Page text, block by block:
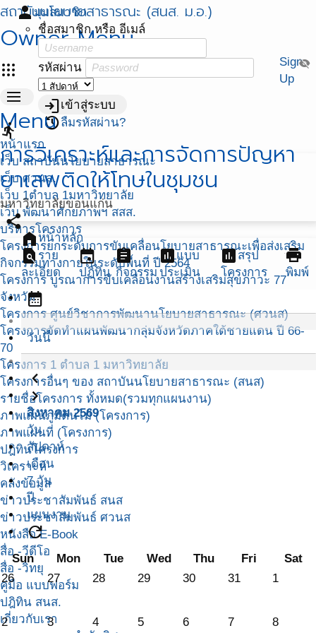
สถาบันนโยบายสาธารณะ (สนส. ม.อ.)
Owner Menu
apps
personมุมสมาชิก
ชื่อสมาชิก หรือ อีเมล์
รหัสผ่าน visibility_off
loginเข้าสู่ระบบ
restoreลืมรหัสผ่าน?
Sign
Up
menu
Menu
หน้าแรก
เว็บ สถาบันนโยบายสาธารณะ
เว็บ ศวนส.
เว็บ 1ตำบล 1มหาวิทยาลัย
เว็บ พัฒนาศักยภาพฯ สสส.
บริหารโครงการ
โครงการยกระดับการขับเคลื่อนโยบายสาธารณะเพื่อส่งเสริม
กิจกรรมทางกายในระดับพื้นที่ ปี 2564
โครงการ บูรณาการขับเคลื่อนงานสร้างเสริมสุขภาวะ 77
จังหวัด
โครงการ ศูนย์วิชาการพัฒนานโยบายสาธารณะ (ศวนส)
โครงการจัดทำแผนพัฒนากลุ่มจังหวัดภาคใต้ชายแดน ปี 66-
70
โครงการ 1 ตำบล 1 มหาวิทยาลัย
โครงการอื่นๆ ของ สถาบันนโยบายสาธารณะ (สนส)
รายชื่อโครงการ ทั้งหมด(รวมทุกแผนงาน)
ภาพแผนภูมิต้นไม้ (โครงการ)
ภาพแผนที่ (โครงการ)
ปฎิทินโครงการ
วิเคราะห์
คลังข้อมูล
ข่าวประชาสัมพันธ์ สนส
ข่าวประชาสัมพันธ์ ศวนส
หนังสือ E-Book
สื่อ -วีดีโอ
สื่อ -วิทยุ
คู่มือ แบบฟอร์ม
ปฎิทิน สนส.
เกี่ยวกับเรา
directions_run
การวิเคราะห์และการจัดการปัญหา
ยาเสพติดให้โทษในชุมชน
มหาวิทยาลัยขอนแก่น
share
homeหน้าหลัก
find_in_pageราย
ละเอียด
event
ปฏิทิน
assignment
กิจกรรม
assessmentแบบ
ประเมิน
assessmentสรุป
โครงการ
print
พิมพ์
calendar_month
วันนี้
navigate_before
navigate_next
สิงหาคม 2569
วัน
สัปดาห์
เดือน
7 วัน
ปี
แผนงาน
refresh
Sun Mon Tue Wed Thu Fri
Sat
26
27 28 29 30 31 1
2 3 4 5 6 7 8